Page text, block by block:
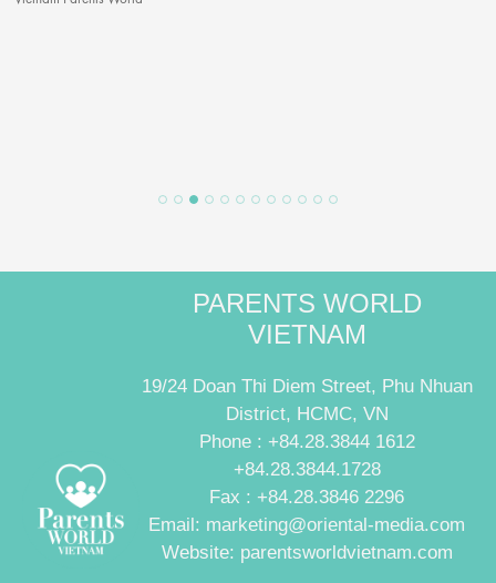
PARENTS WORLD
VIETNAM
19/24 Doan Thi Diem Street, Phu Nhuan
District, HCMC, VN
Phone : +84.28.3844 1612
+84.28.3844.1728
Fax : +84.28.3846 2296
Email: marketing@oriental-media.com
Website: parentsworldvietnam.com